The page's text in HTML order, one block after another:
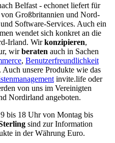
Belfast - echonet liefert für
Großbritannien und Nord-
Software-Services. Auch ein
wendet sich konkret an die
Irland. Wirkonzipieren,
wirberaten auch in Sachen
, Benutzerfreundlichkeit
. Auch unsere Produkte wie das
invite.life oder
von uns im Vereinigten
Nordirland angeboten.
bis 18 Uhr von Montag bis
sind zur Information
in der Währung Euro.